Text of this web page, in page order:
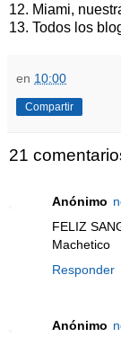
12. Miami,
13. Todos los
en 10:00
Compartir
21
Anónimo
FELIZ
Machetico
Responder
Anónimo